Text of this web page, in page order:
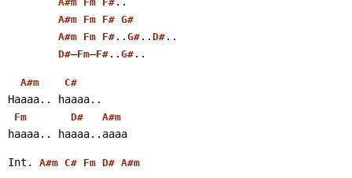
A#m Fm F# G#
A#m Fm F# .. G# .. D# ..
D#–Fm–F# .. G# ..
A#m C#
Haaaa.. haaaa..
Fm D# A#m
haaaa.. haaaa..aaaa
Int. A#m C# Fm D# A#m